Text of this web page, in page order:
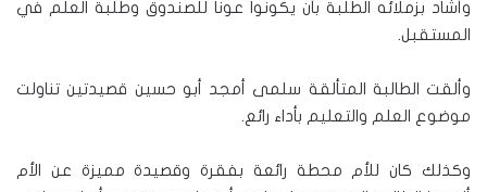
وأشاد بزملائه الطلبة بأن يكونوا عونا للصندوق وطلبة العلم في
المستقبل.
وألقت الطالبة المتألقة سلمى أمجد أبو حسين قصيدتين تناولت
موضوع العلم والتعليم بأداء رائع.
وكذلك كان للأم محطة رائعة بفقرة وقصيدة مميزة عن الأم